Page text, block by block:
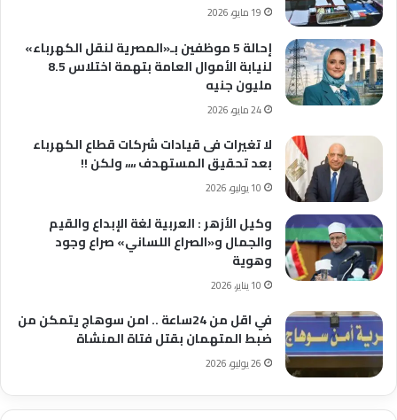
19 مايو، 2026
إحالة 5 موظفين بـ«المصرية لنقل الكهرباء»
لنيابة الأموال العامة بتهمة اختلاس 8.5
مليون جنيه
24 مايو، 2026
لا تغيرات فى قيادات شركات قطاع الكهرباء
بعد تحقيق المستهدف ،،،، ولكن !!
10 يوليو، 2026
وكيل الأزهر : العربية لغة الإبداع والقيم
والجمال و«الصراع اللساني» صراع وجود
وهوية
10 يناير، 2026
في اقل من 24ساعة .. امن سوهاج يتمكن من
ضبط المتهمان بقتل فتاة المنشاة
26 يوليو، 2026